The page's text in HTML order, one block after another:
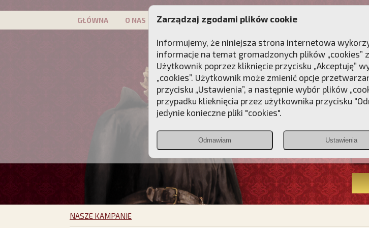
GŁÓWNA O NAS PATRON KAMPANIE DLA DUSZY
NASZE KAMPANIE
Zarządzaj zgodami plików cookie
Informujemy, że niniejsza strona internetowa
informacje na temat gromadzonych plików „cookies”
Użytkownik poprzez kliknięcie przycisku „Akceptuję”
„cookies”. Użytkownik może zmienić opcje
przycisku „Ustawienia”, a następnie wybór plików
przypadku klieknięcia przez użytkownika przycisku
jedynie konieczne pliki "cookies".
Odmawiam Ustawienia